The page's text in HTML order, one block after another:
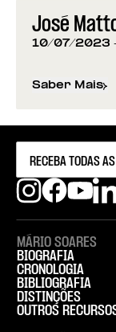
José
10/07/2023
Saber Mais
sobre José
MÁRIO SOARES
BIOGRAFIA
CRONOLOGIA
BIBLIOGRAFIA
DISTINÇÕES
OUTROS